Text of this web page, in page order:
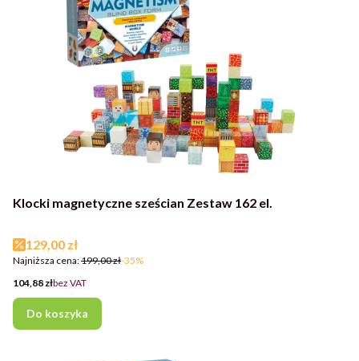
Klocki magnetyczne sześcian Zestaw 162 el.
Cena promocyjna
129,00 zł
Najniższa cena:199,00 zł-35%
Cena
104,88 złbez VAT
Do koszyka